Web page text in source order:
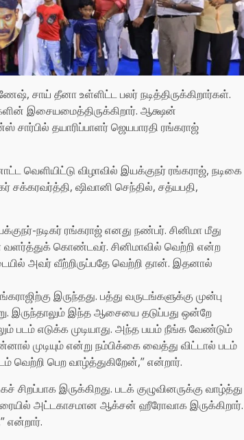
சாய் தீனா உள்ளிட்ட பலர் நடித்திருக்கிறார்கள்.
இசையமைத்திருக்கிறார். ஆக்ஷன்
தயாரிப்பாளர் ஜெயபாரதி ரங்கராஜ்
வெளியிட்டு விழாவில் இயக்குநர் ரங்கராஜ், நடிகை
சக்கரவர்த்தி, ஷிவானி செந்தில், சத்யபதி,
நடிகர் ரங்கராஜ் எனது நண்பர். சினிமா மீது
கொண்டவர். சினிமாவில் வெற்றி என்ற
அவர் வீற்றிருப்பதே வெற்றி தான். இதனால்
இருந்தது. பத்து வருடங்களுக்கு முன்பு
இருந்தாலும் இந்த ஆசையை தடுப்பது ஒன்றே
படம் எடுக்க முடியாது. அந்த பயம் நீங்க வேண்டும்
என்று நம்பிக்கை வைத்து விட்டால் படம்
வெற்றி பெற வாழ்த்துகிறேன்,” என்றார்.
இருக்கிறது. படக் குழுவினருக்கு வாழ்த்து
திரையில் அட்டகாசமான ஆக்சன் ஹீரோவாக இருக்கிறார்.
என்றார்.